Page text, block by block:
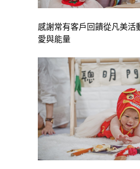
感謝常有客戶回饋從凡美活
愛與能量